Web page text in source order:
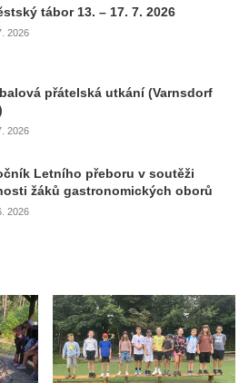
tábor 13. – 17. 7. 2026
2026
přátelská utkání (Varnsdorf
2026
Letního přeboru v soutěži
žáků gastronomických oborů
2026